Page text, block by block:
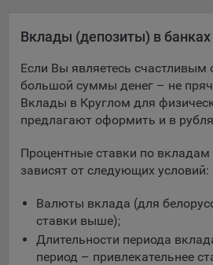
сервис показа контекстной
Europe AG, Werftestrasse 4, CH-
Google Ads - сервис показа
предоставляемый компанией
House Barrow Street Dublin 4,
Сохранить мои
Вклады (депозиты) в
Если Вы являетесь счастливым
большой суммы денег – не
Вклады в Круглом для
предлагают оформить и в
Процентные ставки по
зависят от следующих условий:
Валюты вклада (для
ставки выше);
Длительности периода
период – привлекательнее